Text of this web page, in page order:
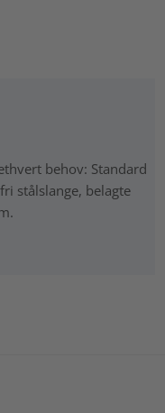
behov: Standard
stålslange, belagte